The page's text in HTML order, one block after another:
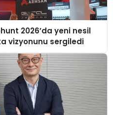
2026’da yeni nesil
vizyonunu sergiledi